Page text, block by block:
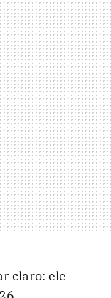
claro: ele